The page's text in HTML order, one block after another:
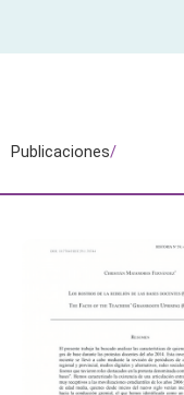
Publicaciones/